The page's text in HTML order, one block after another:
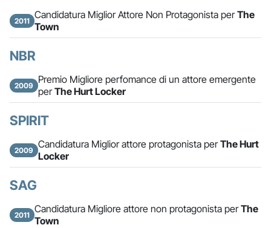
2011 Candidatura Miglior Attore Non Protagonista perThe
Town
NBR
2009
Premio Migliore perfomance di un attore emergente
perThe Hurt Locker
SPIRIT
2009 Candidatura Miglior attore protagonista perThe Hurt
Locker
SAG
2011 Candidatura Migliore attore non protagonista perThe
Town